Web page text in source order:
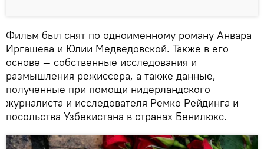
Фильм был снят по одноименному роману Анвара
Иргашева и Юлии Медведовской. Также в его
основе — собственные исследования и
размышления режиссера, а также данные,
полученные при помощи нидерландского
журналиста и исследователя Ремко Рейдинга и
посольства Узбекистана в странах Бенилюкс.